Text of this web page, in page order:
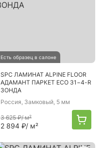
Есть образец в салоне
SPC ЛАМИНАТ ALPINE FLOOR
АДАМАНТ ПАРКЕТ ECO 31−4-R
ЗОНДА
Россия, Замковый, 5 мм
3 625 ₽/ м²
2 894 ₽/ м²